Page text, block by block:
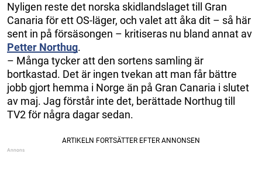
Nyligen reste det norska skidlandslaget till Gran
Canaria för ett OS-läger, och valet att åka dit – så här
sent in på försäsongen – kritiseras nu bland annat av
Petter Northug.
– Många tycker att den sortens samling är
bortkastad. Det är ingen tvekan att man får bättre
jobb gjort hemma i Norge än på Gran Canaria i slutet
av maj. Jag förstår inte det, berättade Northug till
TV2 för några dagar sedan.